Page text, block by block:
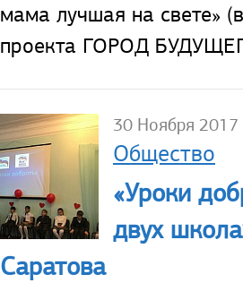
мама лучшая на свете»
проекта ГОРОД
30 Ноября 2017
Общество
«Уроки
двух
Саратова